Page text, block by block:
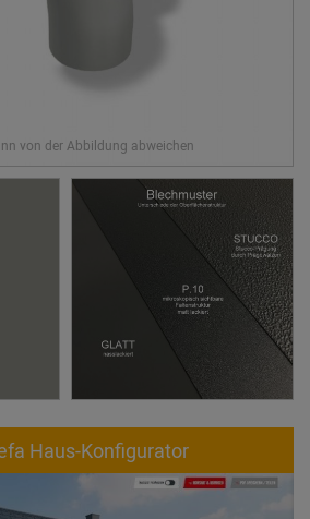
Haus-Konfigurator